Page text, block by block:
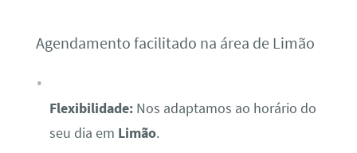
Agendamento facilitado na área de Limão
Flexibilidade:Nos adaptamos ao horário do
seu dia em Limão.